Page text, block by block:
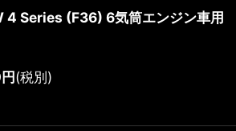
4 Series (F36) 6気筒エンジン車用
円(税別)